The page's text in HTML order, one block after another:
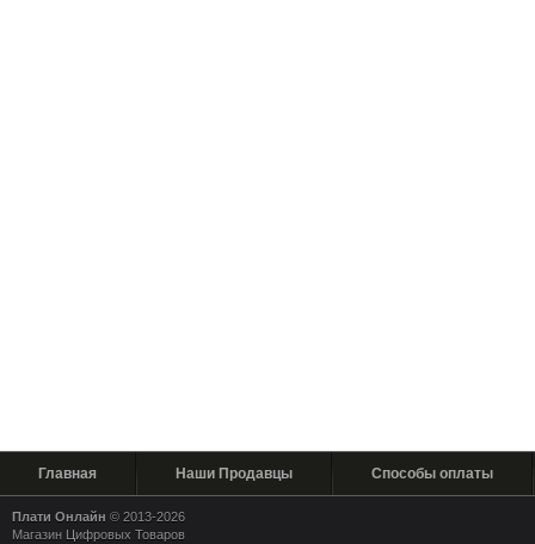
Главная Наши Продавцы Способы оплаты
Плати Онлайн © 2013-2026
Магазин Цифровых Товаров